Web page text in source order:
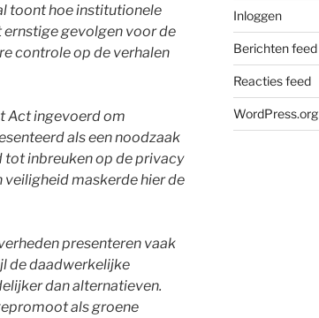
toont hoe institutionele
gevolgen voor de
controle op de verhalen
Act ingevoerd om
als een noodzaak
inbreuken op de privacy
veiligheid maskerde hier de
presenteren vaak
de daadwerkelijke
dan alternatieven.
als groene
Inloggen
Berichten feed
Reacties feed
WordPress.org